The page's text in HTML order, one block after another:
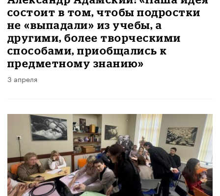
состоит в том, чтобы подростки
не «выпадали» из учебы, а
другими, более творческими
способами, приобщались к
предметному знанию»
3 апреля